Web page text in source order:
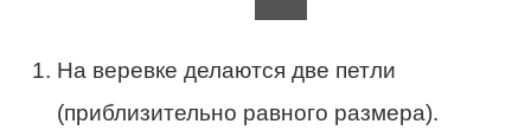
На веревке делаются две петли
(приблизительно равного размера).